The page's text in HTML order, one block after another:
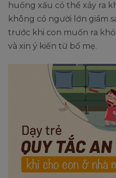
huống xấu có thể xảy ra
không có người lớn giám
trước khi con muốn ra
và xin ý kiến từ bố mẹ.